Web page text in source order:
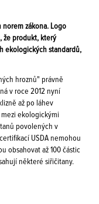
zákona. Logo
že produkt, který
ekologických standardů,
hroznů" právně
v roce 2012 nyní
až po láhev
ekologickými
povolených v
USDA nemohou
obsahovat až 100 částic
některé siřičitany.